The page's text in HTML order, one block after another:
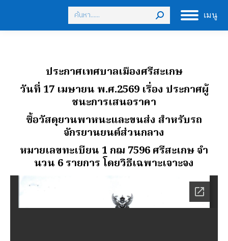
เมนู
Search:
ประกาศเทศบาลเมืองศรีสะเกษ
วันที่ 17 เมษายน พ.ศ.2569 เรื่อง ประกาศผู้
ชนะการเสนอราคา
ซื้อวัสดุยานพาหนะและขนส่ง สําหรับรถ
จักรยานยนต์ส่วนกลาง
หมายเลขทะเบียน 1 กฌ 7596 ศรีสะเกษ จํา
นวน 6 รายการ โดยวิธีเฉพาะเจาะจง